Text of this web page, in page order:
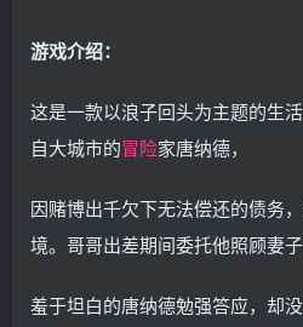
游戏介绍：
这是一款以浪子回头为主题的生
自大城市的冒险家唐纳德，
因赌博出千欠下无法偿还的债务
境。哥哥出差期间委托他照顾妻子
羞于坦白的唐纳德勉强答应，却